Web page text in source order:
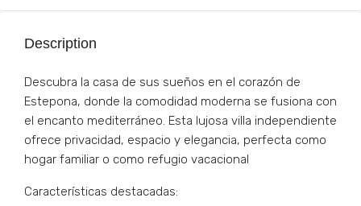
Description
Descubra la casa de sus sueños en el corazón de
Estepona, donde la comodidad moderna se fusiona con
el encanto mediterráneo. Esta lujosa villa independiente
ofrece privacidad, espacio y elegancia, perfecta como
hogar familiar o como refugio vacacional
Características destacadas: